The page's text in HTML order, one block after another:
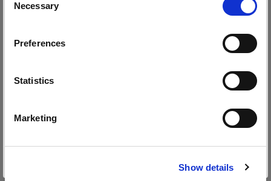
Selection
Necessary
Preferences
Statistics
Marketing
Show details
Canada
Sprache
Website besuchen
Profoto Softbox Octa White
Profoto Softbox Strip White